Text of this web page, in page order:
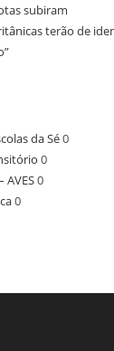
subiram
terão de
da Sé0
0
AVES0
0